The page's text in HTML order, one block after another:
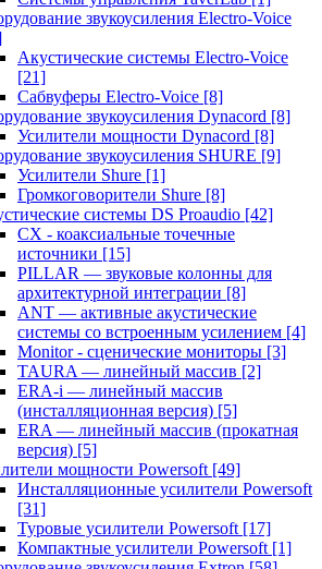
звукоусиления Electro-Voice
Акустические системы Electro-Voice
[21]
Сабвуферы Electro-Voice [8]
звукоусиления Dynacord [8]
Усилители мощности Dynacord [8]
звукоусиления SHURE [9]
Усилители Shure [1]
Громкоговорители Shure [8]
системы DS Proaudio [42]
CX - коаксиальные точечные
источники [15]
PILLAR — звуковые колонны для
архитектурной интеграции [8]
ANT — активные акустические
системы со встроенным усилением [4]
Monitor - сценические мониторы [3]
TAURA — линейный массив [2]
ERA-i — линейный массив
(инсталляционная версия) [5]
ERA — линейный массив (прокатная
версия) [5]
мощности Powersoft [49]
Инсталляционные усилители Powersoft
[31]
Туровые усилители Powersoft [17]
Компактные усилители Powersoft [1]